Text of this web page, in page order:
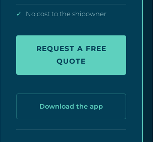
✓ No cost to the shipowner
REQUEST A FREE
QUOTE
Download the app